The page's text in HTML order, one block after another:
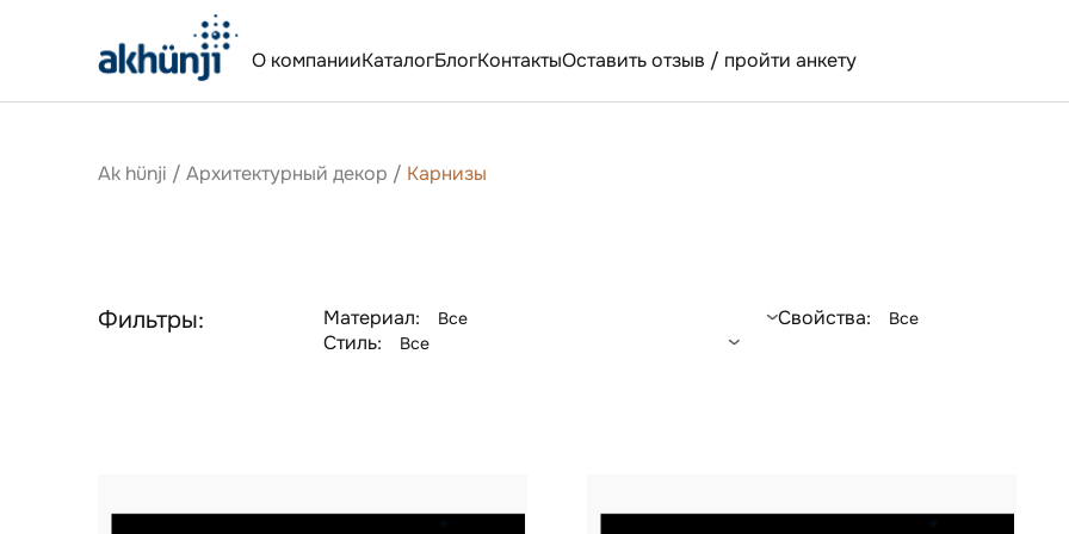
О компанииКаталогБлогКонтактыОставить отзыв / пройти анкету
Ak hünji / Архитектурный декор / Карнизы
Фильтры: Материал: Все Свойства: Все
Стиль: Все